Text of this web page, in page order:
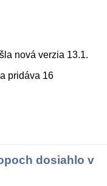
nová verzia 13.1.
pridáva 16
dosiahlo v